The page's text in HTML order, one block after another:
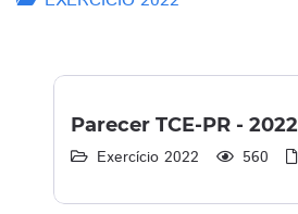
Parecer TCE-PR - 2022
Exercício 2022 560